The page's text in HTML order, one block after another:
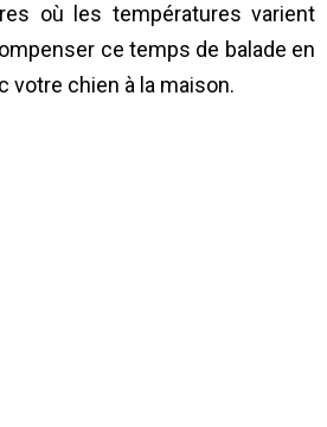
où les températures varient
ce temps de balade en
votre chien à la maison.